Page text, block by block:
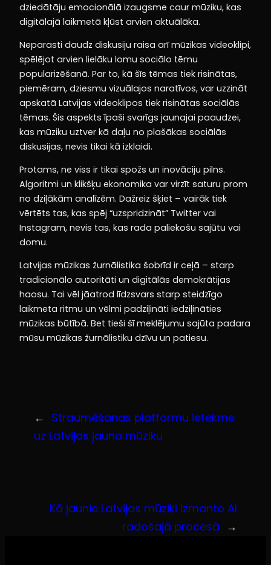
dziedātāju emocionālā izaugsme caur mūziku, kas
digitālajā laikmetā kļūst arvien aktuālāka.
Neparasti daudz diskusiju raisa arī mūzikas videoklipi,
spēlējot arvien lielāku lomu sociālo tēmu
popularizēšanā. Par to, kā šīs tēmas tiek risinātas,
piemēram, dziesmu vizuālajos naratīvos, var uzzināt
apskatā Latvijas videoklipos tiek risinātas sociālās
tēmas. Šis aspekts īpaši svarīgs jaunajai paaudzei,
kas mūziku uztver kā daļu no plašākas sociālās
diskusijas, nevis tikai kā izklaidi.
Protams, ne viss ir tikai spožs un inovāciju pilns.
Algoritmi un klikšķu ekonomika var virzīt saturu prom
no dziļākām analīzēm. Dažreiz šķiet – vairāk tiek
vērtēts tas, kas spēj “uzspridzināt” Twitter vai
Instagram, nevis tas, kas rada paliekošu sajūtu vai
domu.
Latvijas mūzikas žurnālistika šobrīd ir ceļā – starp
tradicionālo autoritāti un digitālās demokrātijas
haosu. Tai vēl jāatrod līdzsvars starp steidzīgo
laikmeta ritmu un vēlmi padziļināti iedziļināties
mūzikas būtībā. Bet tieši šī meklējumu sajūta padara
mūsu mūzikas žurnālistiku dzīvu un patiesu.
← Straumēšanas platformu ietekme
uz Latvijas jauno mūziku
Kā jaunie Latvijas mūziķi izmanto AI
radošajā procesā →